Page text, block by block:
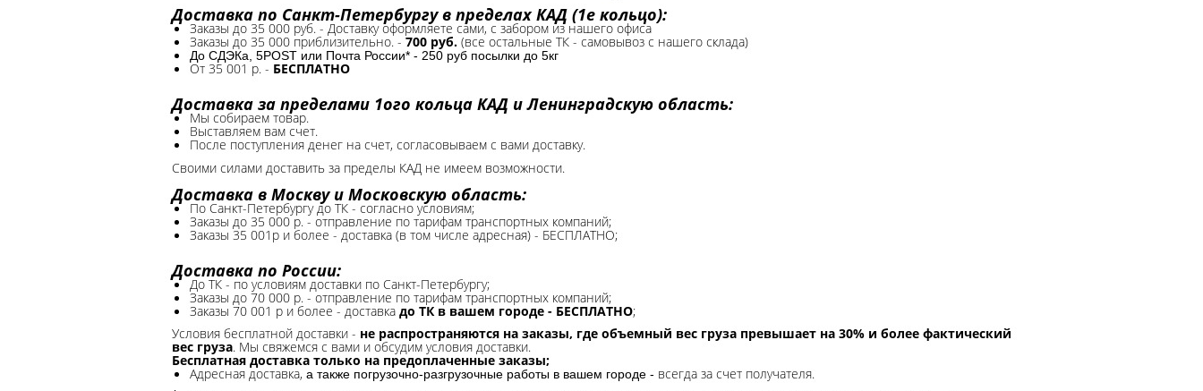
Доставка по Санкт-Петербургу в пределах КАД (1е кольцо):
Заказы до 35 000 руб. - Доставку оформляете сами, с забором из нашего офиса
Заказы до 35 000 приблизительно. - 700 руб. (все остальные ТК - самовывоз с нашего склада)
До СДЭКа, 5POST или Почта России* - 250 руб посылки до 5кг
От 35 001 р. - БЕСПЛАТНО
Доставка за пределами 1ого кольца КАД и Ленинградскую область:
Мы собираем товар.
Выставляем вам счет.
После поступления денег на счет, согласовываем с вами доставку.
Своими силами доставить за пределы КАД не имеем возможности.​
Доставка в Москву и Московскую область:
По Санкт-Петербургу до ТК - согласно условиям;
Заказы до 35 000 р. - отправление по тарифам транспортных компаний;
Заказы 35 001р и более - доставка (в том числе адресная) - БЕСПЛАТНО;
Доставка по России:
До ТК - по условиям доставки по Санкт-Петербургу;
Заказы до 70 000 р. - отправление по тарифам транспортных компаний;
Заказы 70 001 р и более - доставка до ТК в вашем городе - БЕСПЛАТНО;
Условия бесплатной доставки - не распространяются на заказы, где объемный вес груза превышает на 30% и более фактический
вес груза. Мы свяжемся с вами и обсудим условия доставки.
Бесплатная доставка только на предоплаченные заказы;
Адресная доставка, а также погрузочно-разгрузочные работы в вашем городе - всегда за счет получателя.